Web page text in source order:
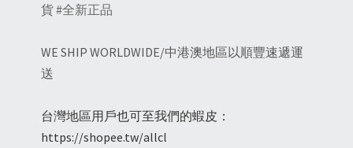
貨 #全新正品
WE SHIP WORLDWIDE/中港澳地區以順豐速遞運
送
台灣地區用戶也可至我們的蝦皮：
https://shopee.tw/allcl